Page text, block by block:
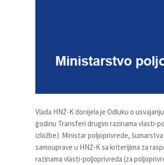
Vlada HNŽ-K donijela je Odluku o
godinu Transferi drugim razinama vlasti-
izložbe). Ministar poljoprivrede,
samouprave u HNŽ-K sa kriterijima za
razinama vlasti-poljoprivreda (za